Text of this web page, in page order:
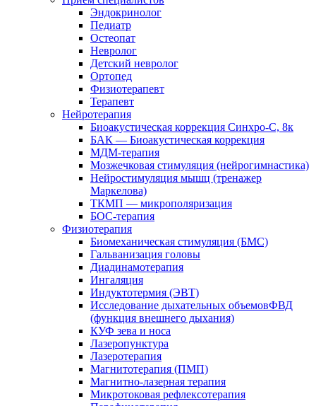
Эндокринолог
Педиатр
Остеопат
Невролог
Детский невролог
Ортопед
Физиотерапевт
Терапевт
Нейротерапия
Биоакустическая коррекция Синхро-С, 8к
БАК — Биоакустическая коррекция
МДМ-терапия
Мозжечковая стимуляция (нейрогимнастика)
Нейростимуляция мышц (тренажер
Маркелова)
ТКМП — микрополяризация
БОС-терапия
Физиотерапия
Биомеханическая стимуляция (БМС)
Гальванизация головы
Диадинамотерапия
Ингаляция
Индуктотермия (ЭВТ)
Исследование дыхательных объемовФВД
(функция внешнего дыхания)
КУФ зева и носа
Лазеропунктура
Лазеротерапия
Магнитотерапия (ПМП)
Магнитно-лазерная терапия
Микротоковая рефлексотерапия